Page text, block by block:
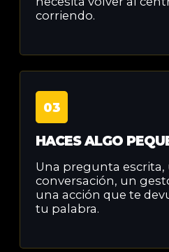
corriendo.
03
HACES ALGO
Una pregunta escrita,
conversación, un
una acción que te
tu palabra.